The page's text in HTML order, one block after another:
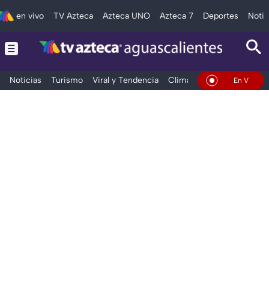
en vivo TV Azteca Azteca UNO Azteca 7 Deportes
Noticias Turismo Viral y Tendencia Clima DeportesEn Vivo